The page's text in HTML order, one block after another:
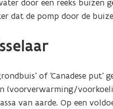
door een reeks buizen
dat de pomp door de
of ‘Canadese put’
(voorverwarming/
van aarde. Op een